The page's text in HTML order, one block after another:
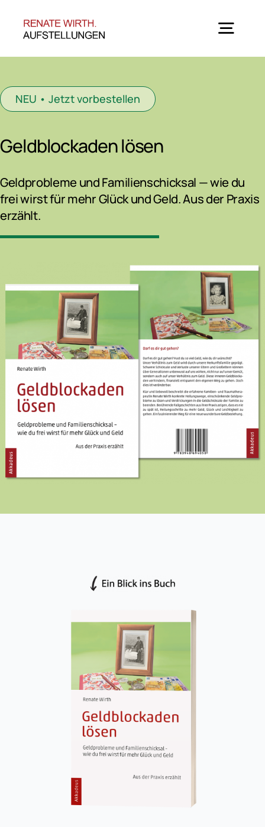
springen
Videos
Kontakt
Instagram
YouTube
NEU • Jetzt vorbestellen
Geldblockaden lösen
Geldprobleme und Familienschicksal — wie du
frei wirst für mehr Glück und Geld. Aus der Praxis
erzählt.